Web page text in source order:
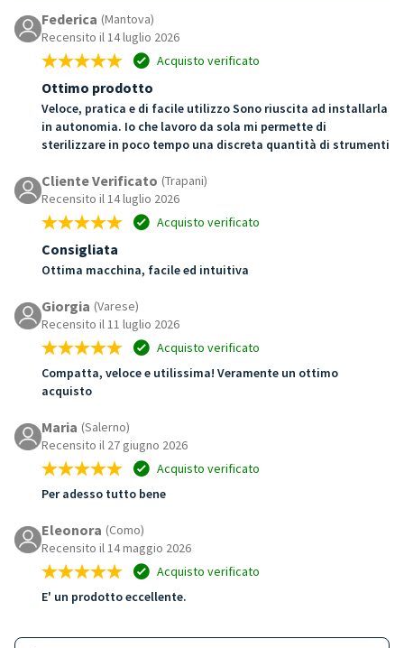
Federica (Mantova)
Recensito il 14 luglio 2026
Acquisto verificato
Ottimo prodotto
Veloce, pratica e di facile utilizzo Sono riuscita ad installarla
in autonomia. Io che lavoro da sola mi permette di
sterilizzare in poco tempo una discreta quantità di strumenti
Cliente Verificato (Trapani)
Recensito il 14 luglio 2026
Acquisto verificato
Consigliata
Ottima macchina, facile ed intuitiva
Giorgia (Varese)
Recensito il 11 luglio 2026
Acquisto verificato
Compatta, veloce e utilissima! Veramente un ottimo
acquisto
Maria (Salerno)
Recensito il 27 giugno 2026
Acquisto verificato
Per adesso tutto bene
Eleonora (Como)
Recensito il 14 maggio 2026
Acquisto verificato
E' un prodotto eccellente.